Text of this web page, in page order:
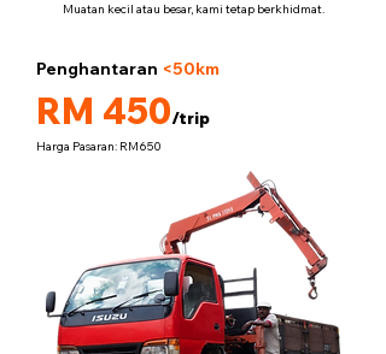
Muatan kecil atau besar, kami tetap berkhidmat.
Penghantaran <50km
RM 450/trip
Harga Pasaran: RM650